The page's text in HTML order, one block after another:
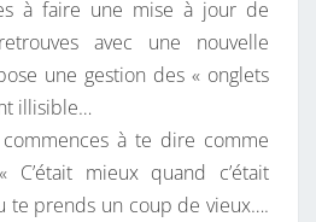
U
S
S
U
P
P
O
à faire une mise à jour de
avec une nouvelle
une gestion des « onglets
illisible…
à te dire comme
C’était mieux quand c’était
te prends un coup de vieux….